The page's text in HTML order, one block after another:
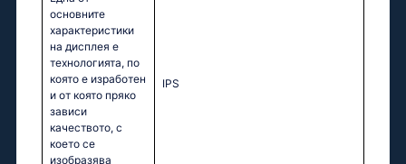
основните
характеристики
на дисплея е
технологията, по
която е изработен
и от която пряко
зависи
качеството, с
което се
изобразява
IPS